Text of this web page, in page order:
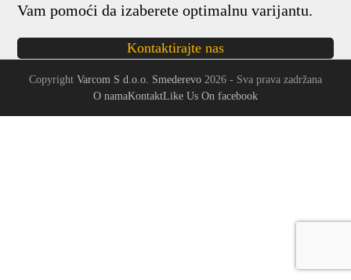
Vam pomoći da izaberete optimalnu varijantu.
Kontaktirajte nas
Copyright Varcom S d.o.o. Smederevo 2026 - Sva prava zadržana
O namaKontaktLike Us On facebook